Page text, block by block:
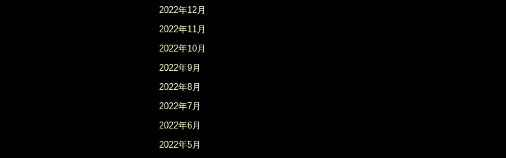
2022年12月
2022年11月
2022年10月
2022年9月
2022年8月
2022年7月
2022年6月
2022年5月